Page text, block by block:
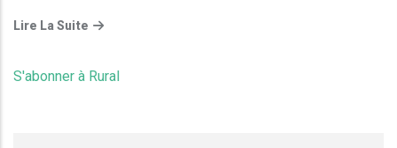
Lire La Suite
S'abonner à Rural